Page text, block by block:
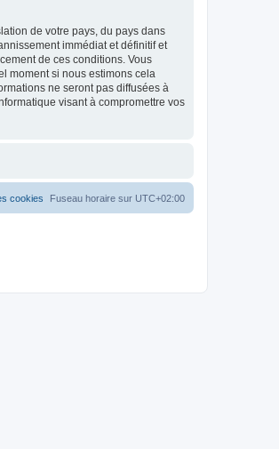
de votre pays, du pays dans
immédiat et définitif et
de ces conditions. Vous
moment si nous estimons cela
ne seront pas diffusées à
visant à compromettre vos
Fuseau horaire sur UTC+02:00
cookies